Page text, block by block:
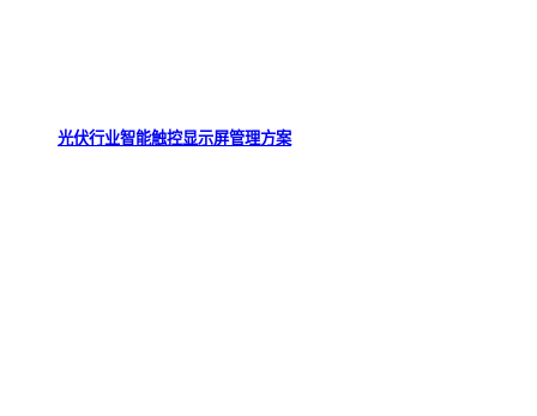
光伏行业智能触控显示屏管理方案